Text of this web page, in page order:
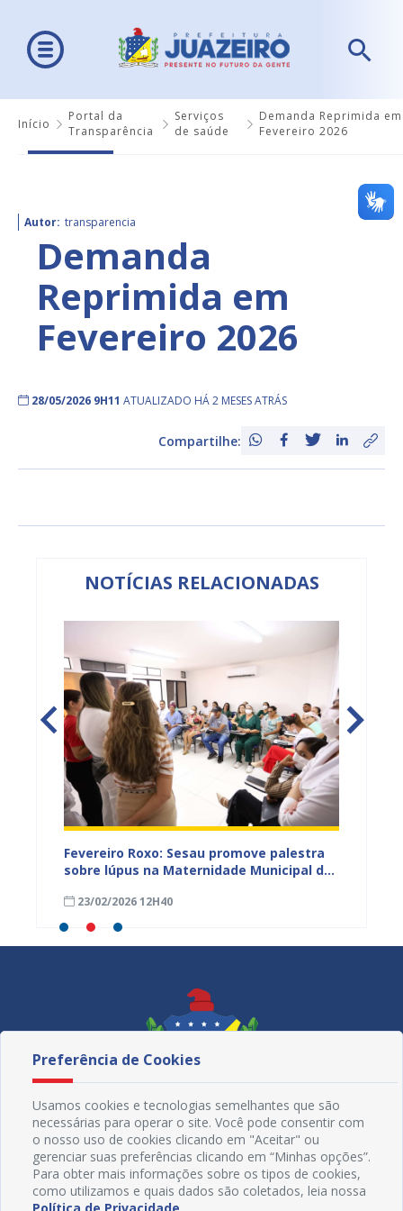
Início
Portal da
Transparência
Serviços
de saúde
Demanda Reprimida em
Fevereiro 2026
Autor: transparencia
Demanda
Reprimida em
Fevereiro 2026
28/05/2026 9H11 ATUALIZADO HÁ 2 MESES ATRÁS
Compartilhe:
NOTÍCIAS RELACIONADAS
Fevereiro Roxo: Sesau promove palestra
sobre lúpus na Maternidade Municipal de
23/02/2026 12H40
Preferência de Cookies
Usamos cookies e tecnologias semelhantes que são
necessárias para operar o site. Você pode consentir com
o nosso uso de cookies clicando em "Aceitar" ou
gerenciar suas preferências clicando em “Minhas opções”.
Para obter mais informações sobre os tipos de cookies,
como utilizamos e quais dados são coletados, leia nossa